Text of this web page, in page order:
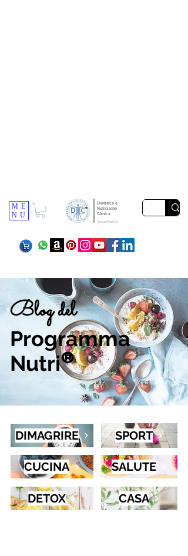
Dietetica e
Nutrizione
Clinica
Dr.ssa Ravelli
ME
NU
Blog del
Programma
Nutri®
DIMAGRIRE SPORT
CUCINA SALUTE
DETOX CASA